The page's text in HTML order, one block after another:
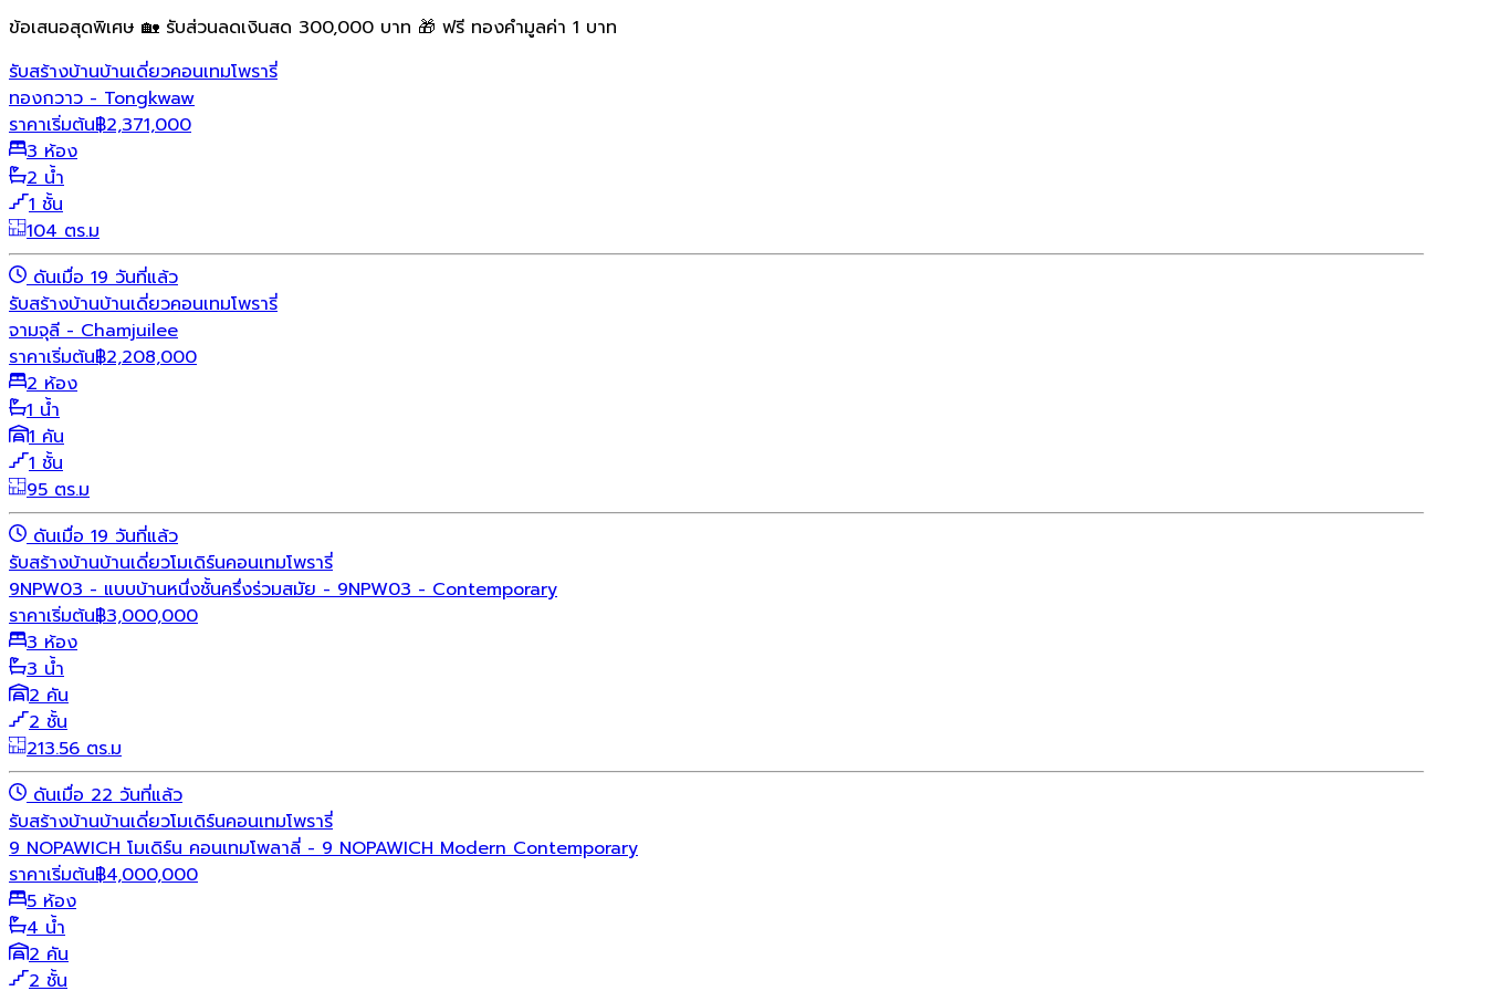
ข้อเสนอสุดพิเศษ 🏡 รับส่วนลดเงินสด 300,000 บาท 🎁 ฟรี ทองคำมูลค่า 1 บาท
รับสร้างบ้านบ้านเดี่ยวคอนเทมโพรารี่
ทองกวาว - Tongkwaw
ราคาเริ่มต้น฿2,371,000
3 ห้อง
2 น้ำ
1 ชั้น
104 ตร.ม
ดันเมื่อ 19 วันที่แล้ว
รับสร้างบ้านบ้านเดี่ยวคอนเทมโพรารี่
จามจุลี - Chamjuilee
ราคาเริ่มต้น฿2,208,000
2 ห้อง
1 น้ำ
1 คัน
1 ชั้น
95 ตร.ม
ดันเมื่อ 19 วันที่แล้ว
รับสร้างบ้านบ้านเดี่ยวโมเดิร์นคอนเทมโพรารี่
9NPW03 - แบบบ้านหนึ่งชั้นครึ่งร่วมสมัย - 9NPW03 - Contemporary
ราคาเริ่มต้น฿3,000,000
3 ห้อง
3 น้ำ
2 คัน
2 ชั้น
213.56 ตร.ม
ดันเมื่อ 22 วันที่แล้ว
รับสร้างบ้านบ้านเดี่ยวโมเดิร์นคอนเทมโพรารี่
9 NOPAWICH โมเดิร์น คอนเทมโพลาลี่ - 9 NOPAWICH Modern Contemporary
ราคาเริ่มต้น฿4,000,000
5 ห้อง
4 น้ำ
2 คัน
2 ชั้น